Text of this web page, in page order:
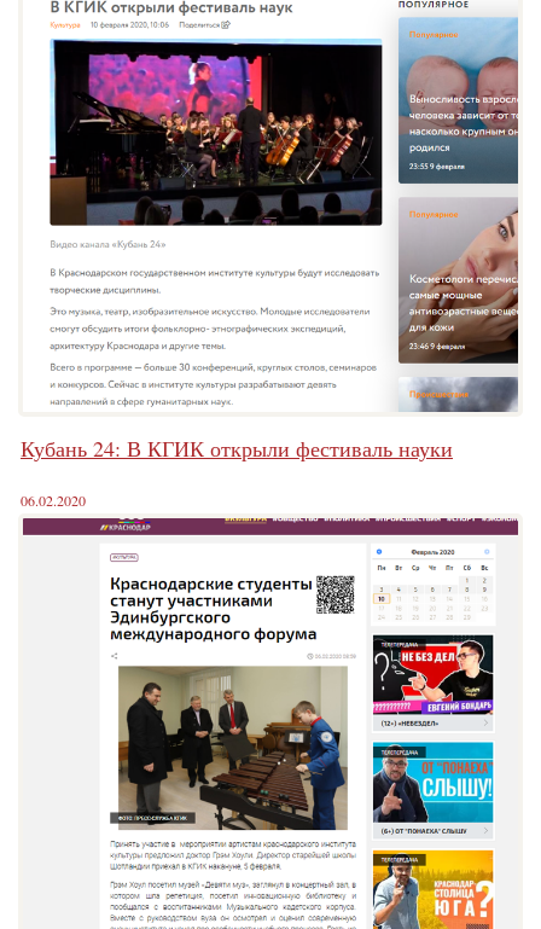
Кубань 24: В КГИК открыли фестиваль науки
06.02.2020